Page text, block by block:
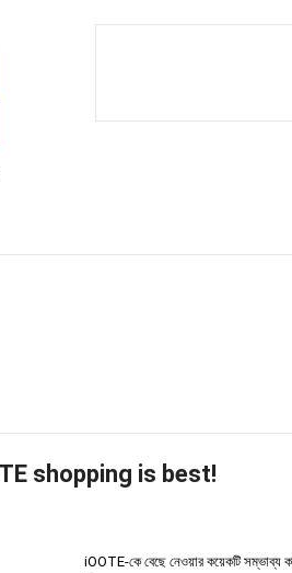
shopping is best!
iOOTE-কে বেছে নেওয়ার কয়েকটি সম্ভাব্য